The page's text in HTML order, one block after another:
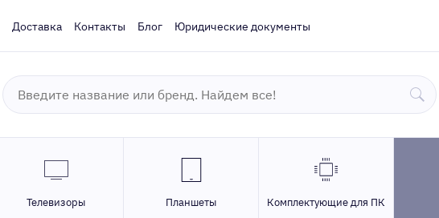
Доставка Контакты Блог Юридические документы
Телевизоры Планшеты Комплектующие для ПК